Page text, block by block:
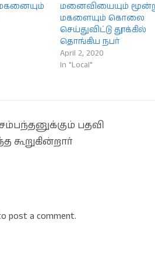
மனைவியையும்
மகளையும் கொலை
செய்துவிட்டு தூக்கில்
தொங்கிய நபர்
April 2, 2020
In "Local"
பதவி
கூறுகின்றார்
post a comment.